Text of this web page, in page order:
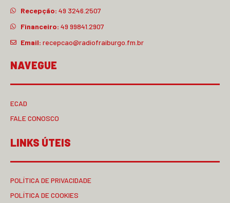
Recepção: 49 3246.2507
Financeiro: 49 99841.2907
Email: recepcao@radiofraiburgo.fm.br
NAVEGUE
ECAD
FALE CONOSCO
LINKS ÚTEIS
POLÍTICA DE PRIVACIDADE
POLÍTICA DE COOKIES